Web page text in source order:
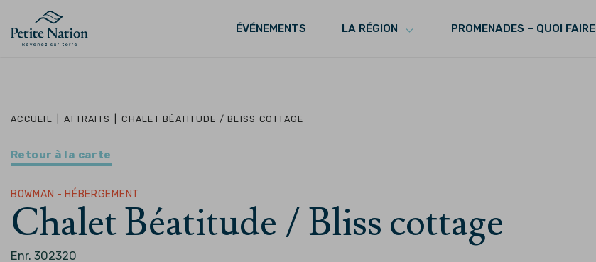
ÉVÉNEMENTS LA RÉGION PROMENADES – QUOI FAIRE
ACCUEIL ATTRAITS CHALET BÉATITUDE / BLISS COTTAGE
Retour à la carte
BOWMAN - HÉBERGEMENT
Chalet Béatitude / Bliss cottage
Enr. 302320